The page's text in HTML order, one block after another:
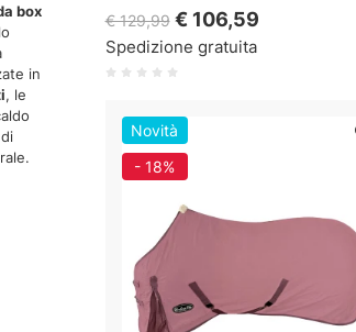
box
in
, le
€ 129,99 € 106,59
Spedizione gratuita
Novità
- 18%